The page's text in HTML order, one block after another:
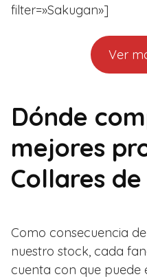
filter=»Sakugan»]
Ver
Dónde
mejores
Collares
Como consecuencia
nuestro stock, cada
cuenta con que